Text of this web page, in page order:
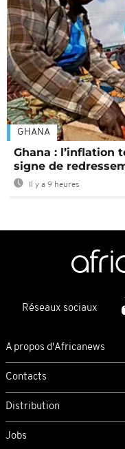
GHANA
Ghana : l’inflation
signe de
Il y a 9 heures
Réseaux sociaux
A propos d'Africanews
Contacts
Distribution
Jobs